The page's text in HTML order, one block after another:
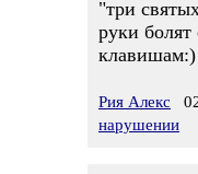
"три
руки
клавишам:)
Рия Алекс
нарушении